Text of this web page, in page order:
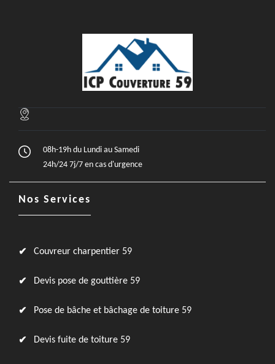
08h-19h du Lundi au Samedi
24h/24 7j/7 en cas d'urgence
Nos Services
Couvreur charpentier 59
Devis pose de gouttière 59
Pose de bâche et bâchage de toiture 59
Devis fuite de toiture 59